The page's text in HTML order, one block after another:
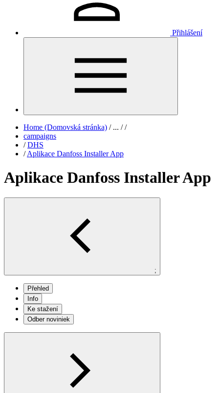
Přihlášení
Home (Domovská stránka) /... / /
campaigns
/ DHS
/ Aplikace Danfoss Installer App
Aplikace Danfoss Installer App
;
Přehled
Info
Ke stažení
Odber noviniek